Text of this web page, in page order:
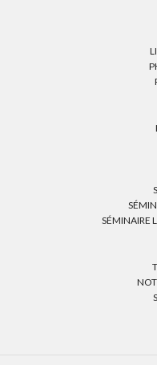
SÉMINAIRE